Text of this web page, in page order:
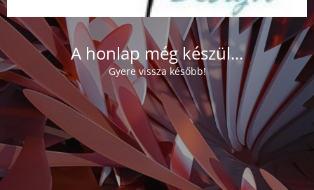
A honlap még készül...
Gyere vissza később!